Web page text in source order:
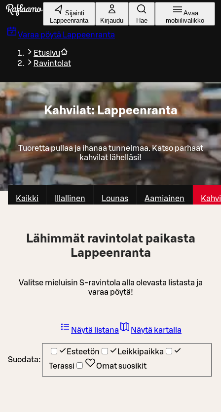
Siirry pääsisältöön
Sijainti
Lappeenranta
Kirjaudu Hae
Avaa
mobiilivalikko
Varaa pöytä Lappeenranta
Etusivu
Ravintolat
Kahvilat: Lappeenranta
Tuoretta pullaa ja ihanaa tunnelmaa. Katso parhaat
kahvilat lähelläsi!
Kaikki Illallinen Lounas Aamiainen
Lähimmät ravintolat paikasta
Lappeenranta
Valitse mieluisin S-ravintola alla olevasta listasta ja
varaa pöytä!
Suodata:
Esteetön
Leikkipaikka
Terassi
Omat suosikit
Näytä listana Näytä kartalla